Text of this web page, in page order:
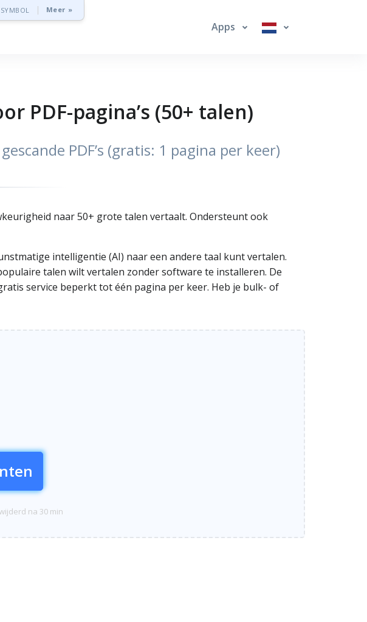
Meer »
Apps
PDF-pagina’s (50+ talen)
PDF’s (gratis: 1 pagina per keer)
naar 50+ grote talen vertaalt. Ondersteunt ook
intelligentie (AI) naar een andere taal kunt vertalen.
talen wilt vertalen zonder software te installeren. De
service beperkt tot één pagina per keer. Heb je bulk- of
na 30 min